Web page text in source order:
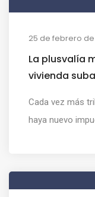
25 de febrero de
La plusvalía
vivienda
Cada vez más
haya nuevo